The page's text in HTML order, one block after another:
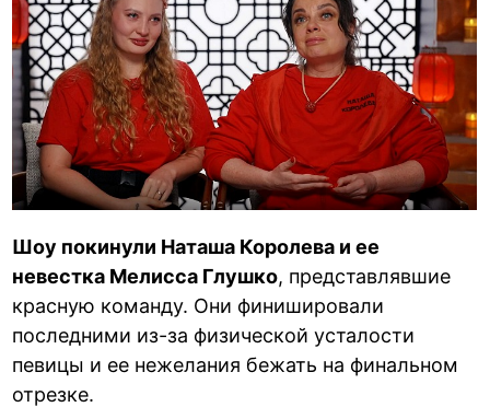
Шоу покинули Наташа Королева и ее
невестка Мелисса Глушко, представлявшие
красную команду. Они финишировали
последними из-за физической усталости
певицы и ее нежелания бежать на финальном
отрезке.